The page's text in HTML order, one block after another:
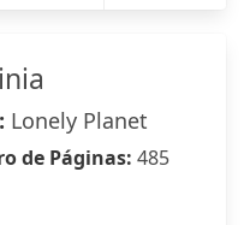
Lonely Planet
de Páginas: 485